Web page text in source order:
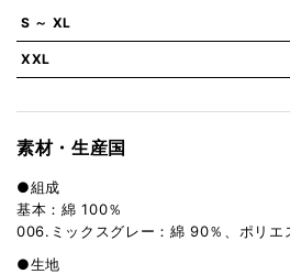
S ～ XL
XXL
素材・生産国
●組成
基本：綿 100％
006.ミックスグレー：綿 90％、ポリエ
●生地